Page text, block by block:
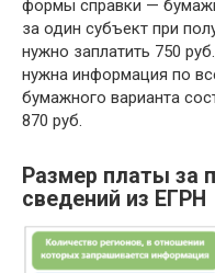
формы справки —
за один субъект при
нужно заплатить 750
нужна информация по
бумажного варианта
870 руб.
Размер платы за
сведений из ЕГРН